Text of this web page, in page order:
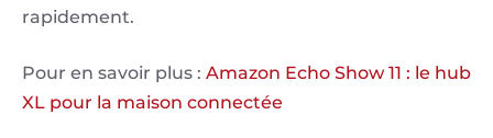
rapidement.
Pour en savoir plus : Amazon Echo Show 11 : le hub
XL pour la maison connectée